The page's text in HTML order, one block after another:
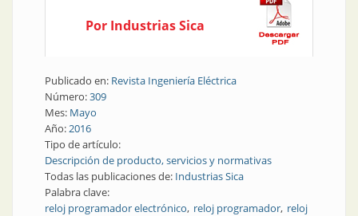
Por Industrias Sica
Publicado en: Revista Ingeniería Eléctrica
Número:309
Mes: Mayo
Año:2016
Tipo de artículo:
Descripción de producto, servicios y normativas
Todas las publicaciones de: Industrias Sica
Palabra clave:
reloj programador electrónico reloj programador reloj